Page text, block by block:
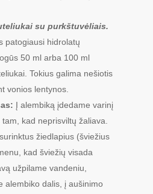
su purkštuvėliais.
patogiausi hidrolatų
50 ml arba 100 ml
Tokius galima nešiotis
vonios lentynos.
Į alembiką įdedame varinį
kad neprisviltų žaliava.
žiedlapius (šviežius
kad šviežių visada
užpilame vandeniu,
alembiko dalis, į aušinimo